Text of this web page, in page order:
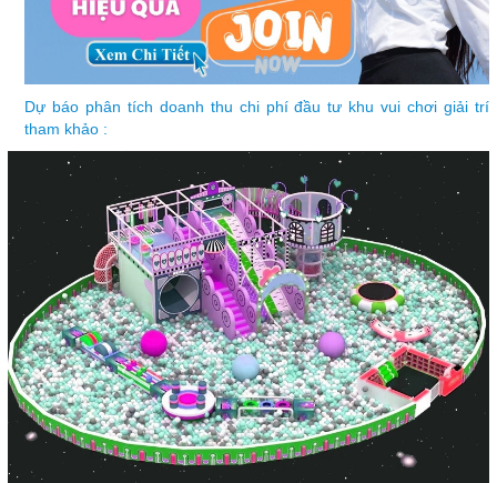
Dự báo phân tích doanh thu chi phí đầu tư khu vui chơi giải trí
tham khảo :